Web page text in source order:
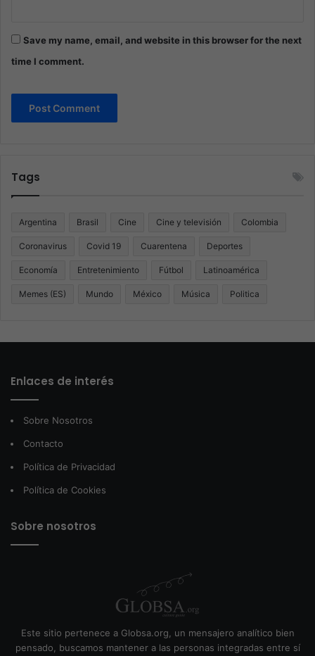
Save my name, email, and website in this browser for the next
time I comment.
Tags
Argentina Brasil Cine Cine y televisión Colombia
Coronavirus Covid 19 Cuarentena Deportes
Economía Entretenimiento Fútbol Latinoamérica
Memes (ES) Mundo México Música Politica
Enlaces de interés
Sobre Nosotros
Contacto
Política de Privacidad
Política de Cookies
Sobre nosotros
Este sitio pertenece a Globsa.org, un mensajero analítico bien
pensado, buscamos mantener a las personas integradas entre sí